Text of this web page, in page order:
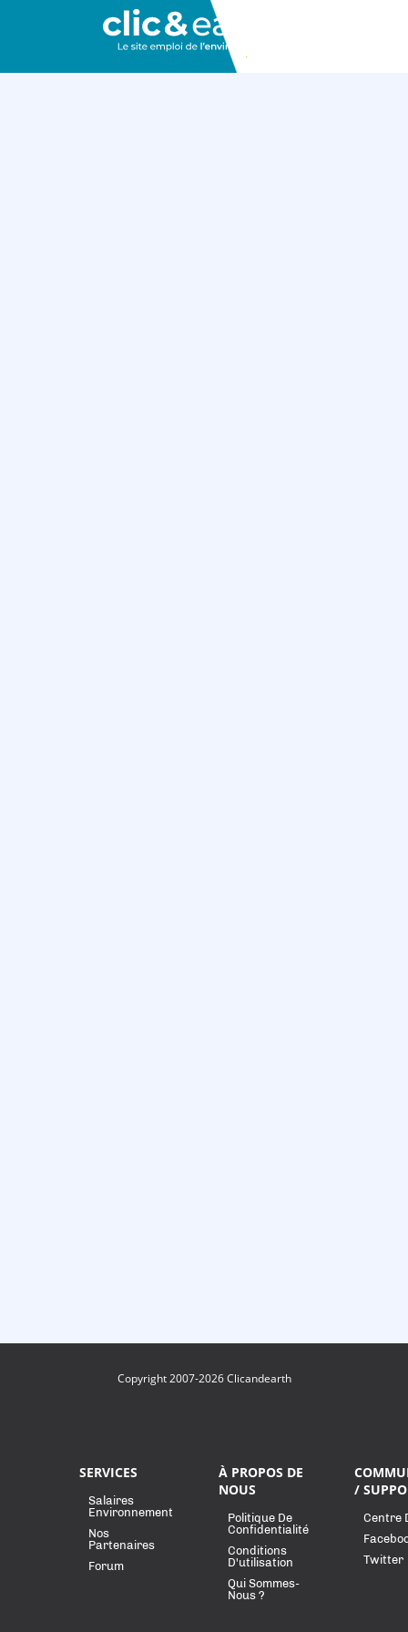
Copyright 2007-2026 Clicandearth
SERVICES
Salaires
Environnement
Nos
Partenaires
Forum
À PROPOS DE
NOUS
Politique De
Confidentialité
Conditions
D'utilisation
Qui Sommes-
Nous ?
/
Centre
Twitter